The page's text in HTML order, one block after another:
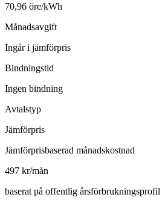
70,96 öre/kWh
Månadsavgift
Ingår i jämförpris
Bindningstid
Ingen bindning
Avtalstyp
Jämförpris
Jämförprisbaserad månadskostnad
497 kr/mån
baserat på offentlig årsförbrukningsprofil